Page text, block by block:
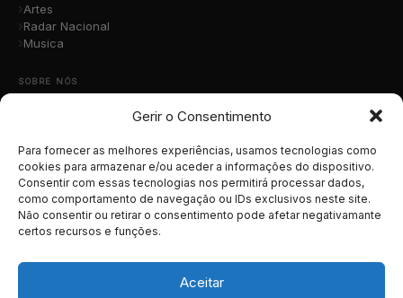
Gerir o Consentimento
Para fornecer as melhores experiências, usamos tecnologias como
cookies para armazenar e/ou aceder a informações do dispositivo.
Consentir com essas tecnologias nos permitirá processar dados,
como comportamento de navegação ou IDs exclusivos neste site.
Não consentir ou retirar o consentimento pode afetar negativamante
certos recursos e funções.
Aceitar
Artes
Radar Nacional
Musica
SOBRE NÓS
Contacto
Submete a Tua Música
Publicidade
Apoiar o Projeto